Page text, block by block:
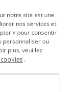
notre site est une
nos services et
» pour consentir
personnaliser ou
plus, veuillez
.